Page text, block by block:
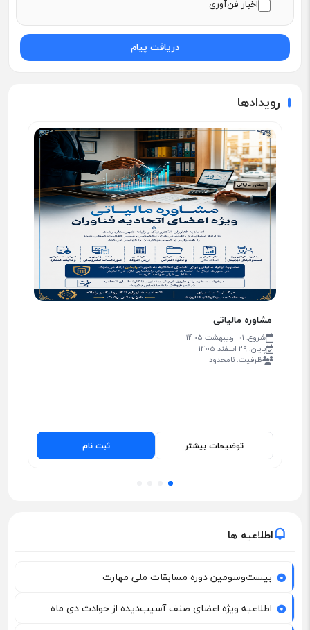
اخبار فن‌آوری
دریافت پیام
رویدادها
سعدی،بلوار بوسار،بلوار برادران شهید محبی،ساختمان گودرز،طبقه سوم
مشاوره مالیاتی
شروع: 01 اردیبهشت 1405
پایان: 29 اسفند 1405
ظرفیت: نامحدود
توضیحات بیشتر ثبت نام
اطلاعیه ها
بیست‌وسومین دوره مسابقات ملی مهارت
اطلاعیه ویژه اعضای صنف آسیب‌دیده از حوادث دی ماه